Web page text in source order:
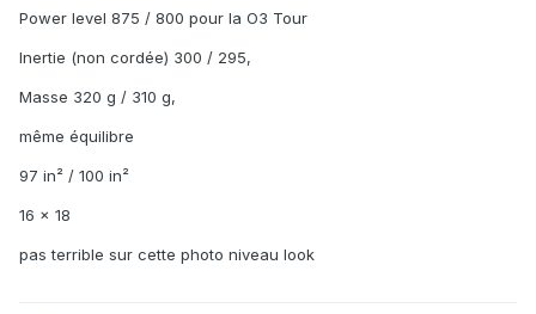
Power level 875 / 800 pour la O3 Tour
Inertie (non cordée) 300 / 295,
Masse 320 g / 310 g,
même équilibre
97 in² / 100 in²
16 x 18
pas terrible sur cette photo niveau look